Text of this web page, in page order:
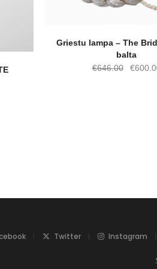
Griestu lampa – The
balta
€646.00
Original
€
Twitter Instagram